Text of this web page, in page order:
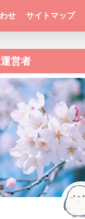
せ サイトマップ
運営者